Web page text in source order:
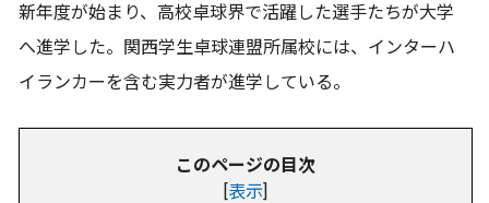
新年度が始まり、高校卓球界で活躍した選手たちが大学
へ進学した。関西学生卓球連盟所属校には、インターハ
イランカーを含む実力者が進学している。
このページの目次
[表示]